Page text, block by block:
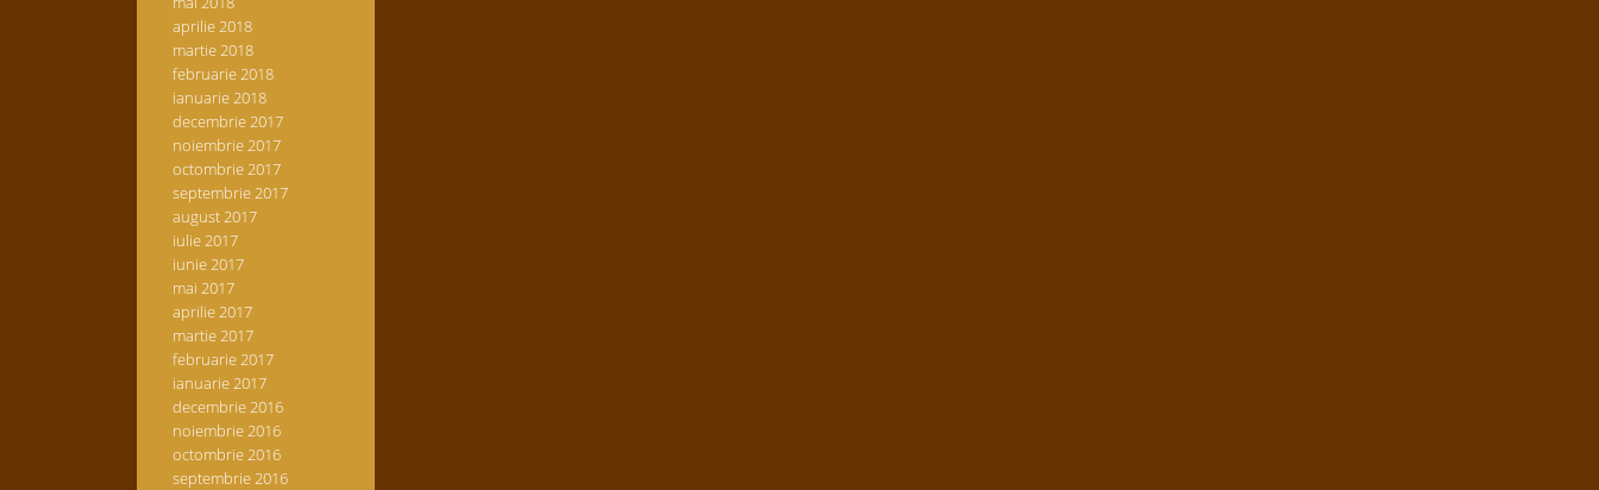
aprilie 2018
martie 2018
februarie 2018
ianuarie 2018
decembrie 2017
noiembrie 2017
octombrie 2017
septembrie 2017
august 2017
iulie 2017
iunie 2017
mai 2017
aprilie 2017
martie 2017
februarie 2017
ianuarie 2017
decembrie 2016
noiembrie 2016
octombrie 2016
septembrie 2016